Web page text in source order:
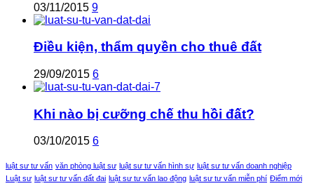
03/11/2015 9
Điều kiện, thẩm quyền cho thuê đất
29/09/2015 6
Khi nào bị cưỡng chế thu hồi đất?
03/10/2015 6
luật sư tư vấn văn phòng luật sư luật sư tư vấn hình sự luật sư tư vấn doanh nghiệp
Luật sư luật sư tư vấn đất đai luật sư tư vấn lao động luật sư tư vấn miễn phí Điểm mới